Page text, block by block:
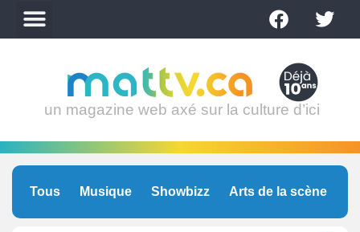
un magazine web axé sur la culture d’ici
Tous Musique Showbizz Arts de la scène